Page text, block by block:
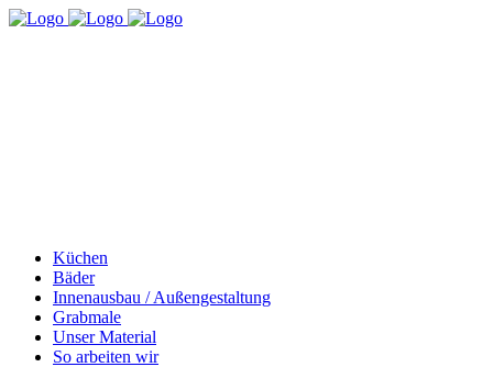
Küchen
Bäder
Innenausbau / Außengestaltung
Grabmale
Unser Material
So arbeiten wir